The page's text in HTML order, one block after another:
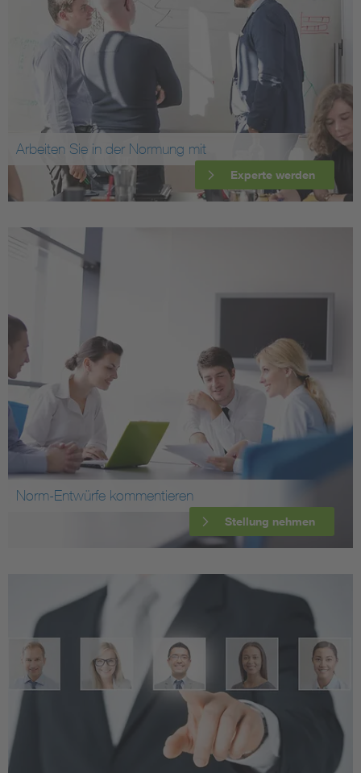
Arbeiten Sie in der Normung mit
Experte werden
Norm-Entwürfe kommentieren
Stellung nehmen